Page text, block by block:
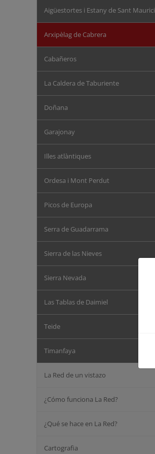
Aigüestortes i Estany de Sant Maurici
Arxipèlag de Cabrera
Cabañeros
La Caldera de Taburiente
Doñana
Garajonay
Illes atlàntiques
Ordesa i Mont Perdut
Picos de Europa
Serra de Guadarrama
Sierra de las Nieves
Sierra Nevada
Las Tablas de Daimiel
Teide
Timanfaya
La Red de un vistazo
¿Cómo funciona La Red?
¿Qué se hace en La Red?
Cartografia